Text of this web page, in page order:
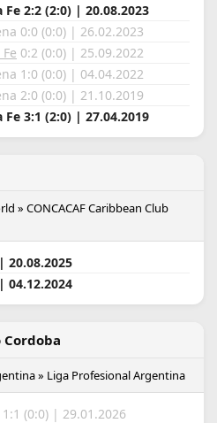
2:2 (2:0) | 20.08.2023
0:0 (0:0) | 26.02.2023
0:2 (0:0) | 25.09.2022
1:0 (0:0) | 04.04.2022
2:0 (0:0) | 21.10.2019
Fe 3:1 (2:0) | 27.04.2019
» CONCACAF Caribbean Club
20.08.2025
04.12.2024
» Liga Profesional Argentina
(0:0) | 29.01.2026